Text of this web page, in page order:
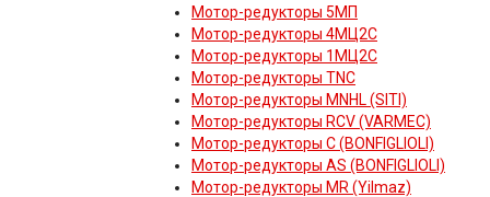
Мотор-редукторы 5МП
Мотор-редукторы 4МЦ2С
Мотор-редукторы 1МЦ2С
Мотор-редукторы TNC
Мотор-редукторы MNHL (SITI)
Мотор-редукторы RCV (VARMEC)
Мотор-редукторы C (BONFIGLIOLI)
Мотор-редукторы AS (BONFIGLIOLI)
Мотор-редукторы MR (Yilmaz)